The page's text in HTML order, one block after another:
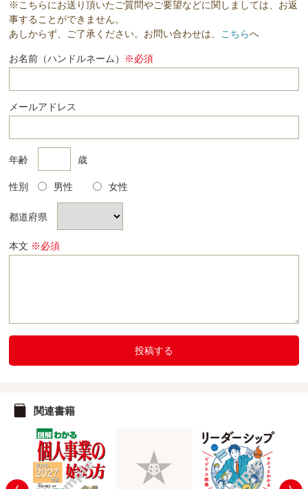
※こちらにお送り頂いたご質問やご要望などに関しましては、お返
事することができません。
あしからず、ご了承ください。お問い合わせは、 こちらへ
お名前（ハンドルネーム） ※必須
メールアドレス
年齢 歳
性別 男性 女性
都道府県
本文 ※必須
投稿する
関連書籍